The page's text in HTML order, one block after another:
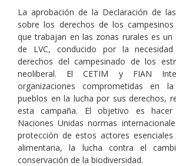
La aprobación de la Declaración de
sobre los derechos de los
que trabajan en las zonas rurales es
de LVC, conducido por la
derechos del campesinado de los
neoliberal. El CETIM y FIAN
organizaciones comprometidas en
pueblos en la lucha por sus derechos,
esta campaña. El objetivo es
Naciones Unidas normas
protección de estos actores
alimentaria, la lucha contra el
conservación de la biodiversidad.